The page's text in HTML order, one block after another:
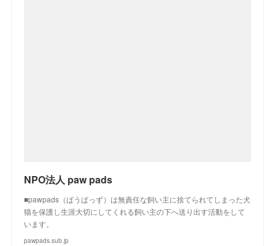
NPO法人 paw pads
■pawpads（ぱうぱっず）は無責任な飼い主に捨てられてしまった犬
猫を保護し生涯大切にしてくれる飼い主の下へ送り出す活動をして
います。
pawpads.sub.jp